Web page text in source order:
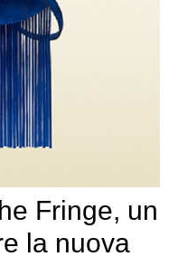
Fringe, un
la nuova